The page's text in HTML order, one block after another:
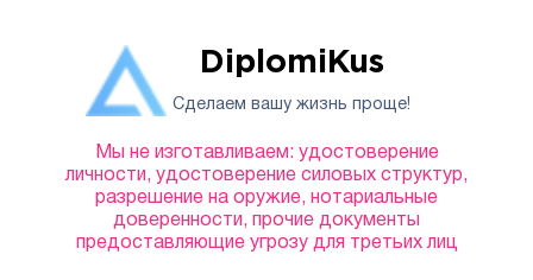
DiplomiKus
Сделаем вашу жизнь проще!
Мы не изготавливаем: удостоверение
личности, удостоверение силовых структур,
разрешение на оружие, нотариальные
доверенности, прочие документы
предоставляющие угрозу для третьих лиц